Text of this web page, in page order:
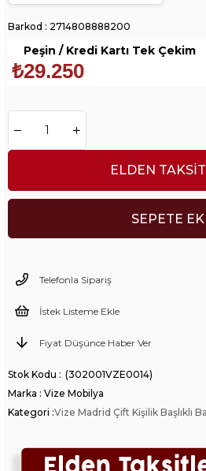
Barkod : 2714808888200
₺29.250
ELDEN
Telefonla Sipariş
İstek Listeme Ekle
Fiyat Düşünce Haber Ver
(302001VZE0014)
Marka : Vize Mobilya
Kategori :Vize Madrid Çift Kişilik Başlıklı